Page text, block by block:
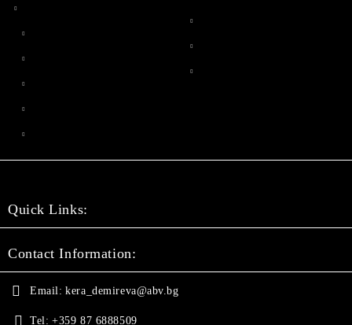
Quick Links:
Contact Information:
Email: kera_demireva@abv.bg
Tel: +359 87 6888509